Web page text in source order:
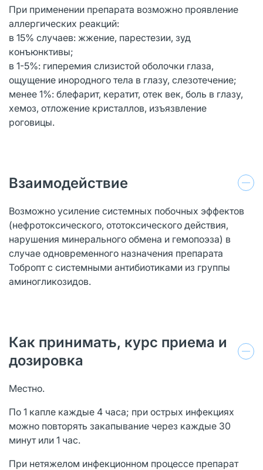
При применении препарата возможно проявление
аллергических реакций:
в 15% случаев: жжение, парестезии, зуд
конъюнктивы;
в 1-5%: гиперемия слизистой оболочки глаза,
ощущение инородного тела в глазу, слезотечение;
менее 1%: блефарит, кератит, отек век, боль в глазу,
хемоз, отложение кристаллов, изъязвление
роговицы.
Взаимодействие
Возможно усиление системных побочных эффектов
(нефротоксического, ототоксического действия,
нарушения минерального обмена и гемопоэза) в
случае одновременного назначения препарата
Тобропт с системными антибиотиками из группы
аминогликозидов.
Как принимать, курс приема и
дозировка
Местно.
По 1 капле каждые 4 часа; при острых инфекциях
можно повторять закапывание через каждые 30
минут или 1 час.
При нетяжелом инфекционном процессе препарат